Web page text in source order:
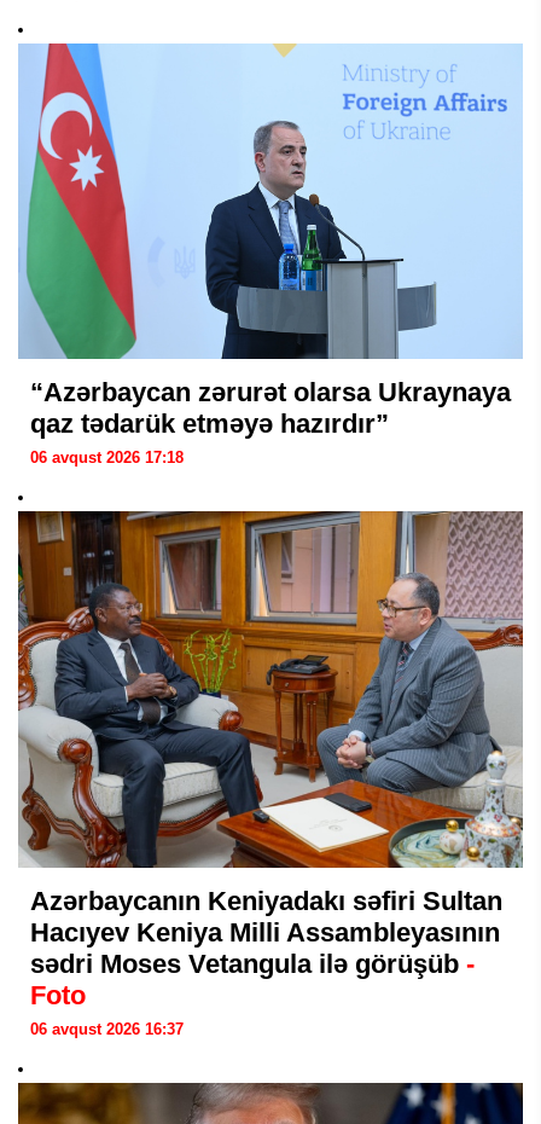
“Azərbaycan zərurət olarsa Ukraynaya
qaz tədarük etməyə hazırdır”
06 avqust 2026 17:18
Azərbaycanın Keniyadakı səfiri Sultan
Hacıyev Keniya Milli Assambleyasının
sədri Moses Vetangula ilə görüşüb -
Foto
06 avqust 2026 16:37